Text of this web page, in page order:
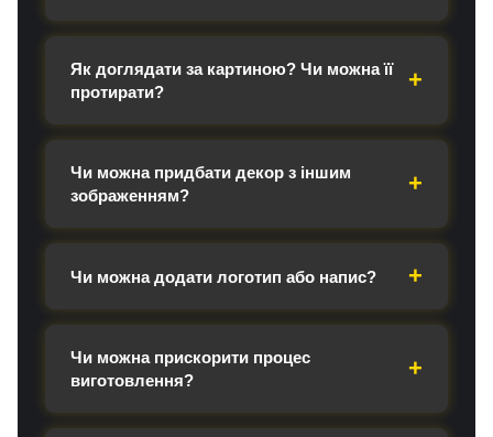
Як доглядати за картиною? Чи можна її
протирати?
Чи можна придбати декор з іншим
зображенням?
Чи можна додати логотип або напис?
Чи можна прискорити процес
виготовлення?